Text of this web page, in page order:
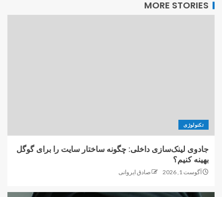
MORE STORIES
تکنولوژی
جادوی لینک‌سازی داخلی: چگونه ساختار سایت را برای گوگل
بهینه کنیم؟
آگوست 1, 2026 صادق ایروانی